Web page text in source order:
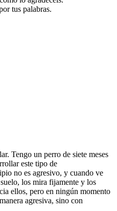
tus palabras.
Tengo un perro de siete meses
este tipo de
no es agresivo, y cuando ve
los mira fijamente y los
ellos, pero en ningún momento
agresiva, sino con